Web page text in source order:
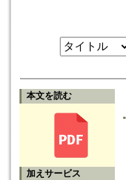
本文を読む
加えサービス